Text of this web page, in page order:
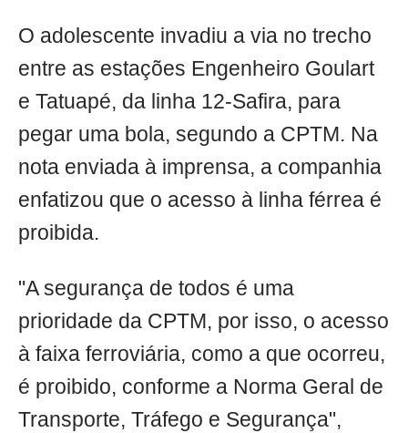
O adolescente invadiu a via no trecho
entre as estações Engenheiro Goulart
e Tatuapé, da linha 12-Safira, para
pegar uma bola, segundo a CPTM. Na
nota enviada à imprensa, a companhia
enfatizou que o acesso à linha férrea é
proibida.
"A segurança de todos é uma
prioridade da CPTM, por isso, o acesso
à faixa ferroviária, como a que ocorreu,
é proibido, conforme a Norma Geral de
Transporte, Tráfego e Segurança",